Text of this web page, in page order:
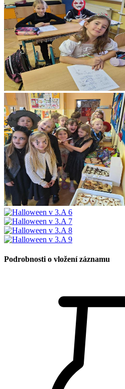
Podrobnosti o vložení záznamu